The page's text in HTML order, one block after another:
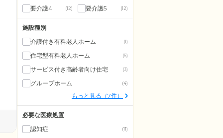
要介護4 (12) 要介護5 (12)
施設種別
介護付き有料老人ホーム
(1)
住宅型有料老人ホーム (5)
サービス付き高齢者向け住宅 (3)
グループホーム (4)
もっと見る（7件）
必要な医療処置
認知症
(11)